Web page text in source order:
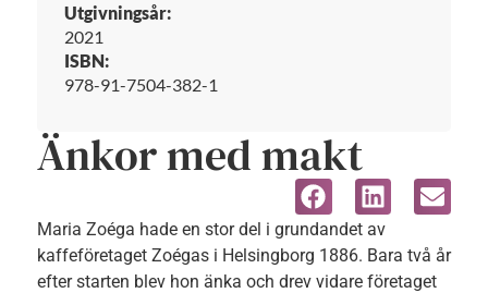
Utgivningsår:
2021
ISBN:
978-91-7504-382-1
Änkor med makt
Maria Zoéga hade en stor del i grundandet av
kaffeföretaget Zoégas i Helsingborg 1886. Bara två år
efter starten blev hon änka och drev vidare företaget